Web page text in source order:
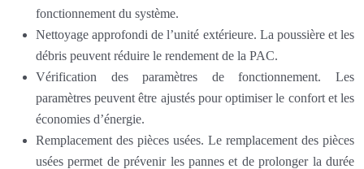
fonctionnement du système.
Nettoyage approfondi de l’unité extérieure. La poussière et les
débris peuvent réduire le rendement de la PAC.
Vérification des paramètres de fonctionnement. Les
paramètres peuvent être ajustés pour optimiser le confort et les
économies d’énergie.
Remplacement des pièces usées. Le remplacement des pièces
usées permet de prévenir les pannes et de prolonger la durée